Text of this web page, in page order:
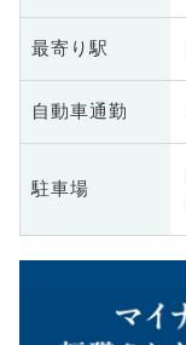
最寄り駅
自動車通勤
駐車場